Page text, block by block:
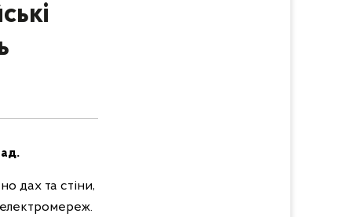
дах та стіни,
електромереж.